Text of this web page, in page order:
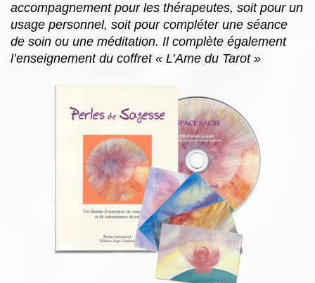
accompagnement pour les thérapeutes, soit pour un
usage personnel, soit pour compléter une séance
de soin ou une méditation. Il complète également
l’enseignement du coffret « L’Ame du Tarot »